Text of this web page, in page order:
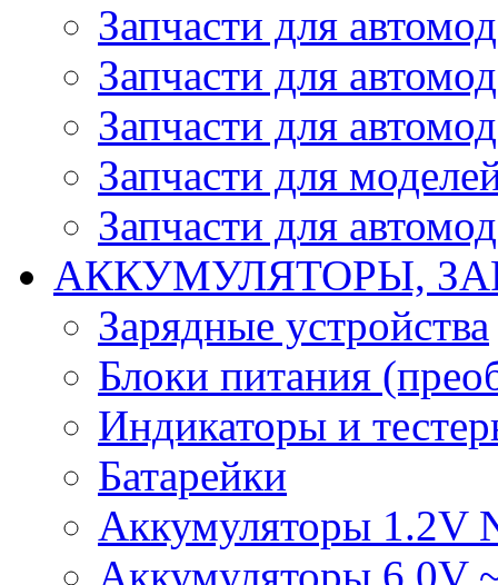
Запчасти для
Запчасти для
Запчасти для
Запчасти для
Запчасти для
АККУМУЛЯТОРЫ,
Зарядные устройства
Блоки питания
Индикаторы и
Батарейки
Аккумуляторы 1.2V